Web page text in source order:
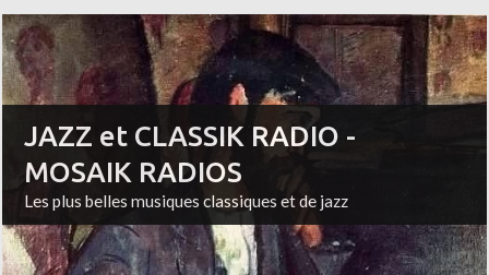
JAZZ et CLASSIK RADIO -
MOSAIK RADIOS
Les plus belles musiques classiques et de jazz